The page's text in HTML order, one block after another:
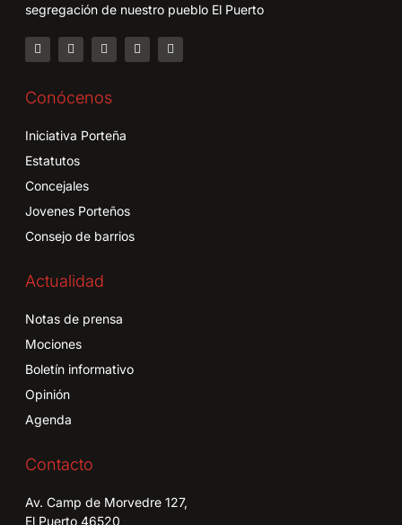
segregación de nuestro pueblo El Puerto
Conócenos
Iniciativa Porteña
Estatutos
Concejales
Jovenes Porteños
Consejo de barrios
Actualidad
Notas de prensa
Mociones
Boletín informativo
Opinión
Agenda
Contacto
Av. Camp de Morvedre 127,
El Puerto 46520